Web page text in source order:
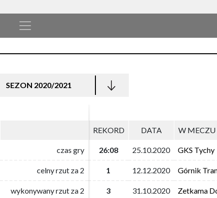
SEZON 2020/2021
REKORD DATA W MECZU
czas gry 26:08 25.10.2020 GKS Tychy
celny rzut za 2 1 12.12.2020 Górnik
wykonywany rzut za 2 3 31.10.2020 Zetkama
REKORD DATA W MECZU
czas gry 26:08 25.10.2020 GKS Tychy
celny rzut za 2 1 12.12.2020 Górnik
wykonywany rzut za 2 3 31.10.2020 Zetkama